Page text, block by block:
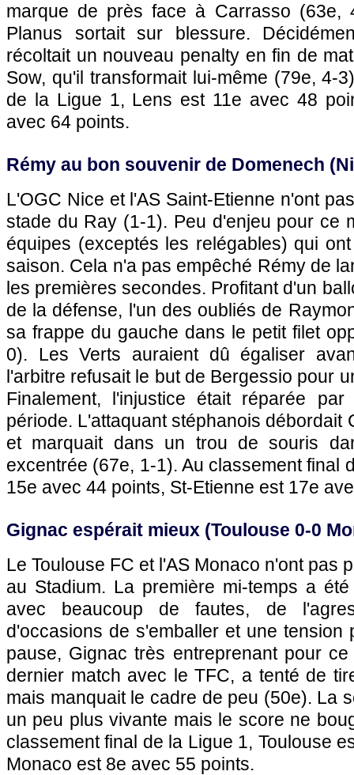
marque de près face à Carrasso (63e,
Planus sortait sur blessure.
récoltait un nouveau penalty en fin de
Sow, qu'il transformait lui-même (79e, 4-
de la Ligue 1, Lens est 11e avec 48
avec 64 points.
Rémy au bon souvenir de Domenech (
L'OGC Nice et l'AS Saint-Etienne n'ont
stade du Ray (1-1). Peu d'enjeu pour ce
équipes (exceptés les relégables) qui
saison. Cela n'a pas empêché Rémy de
les premières secondes. Profitant d'un
de la défense, l'un des oubliés de
sa frappe du gauche dans le petit filet
0). Les Verts auraient dû égaliser
l'arbitre refusait le but de Bergessio pour
Finalement, l'injustice était réparée
période. L'attaquant stéphanois débordait
et marquait dans un trou de souris
excentrée (67e, 1-1). Au classement final
15e avec 44 points, St-Etienne est 17e
Gignac espérait mieux (Toulouse 0-0
Le Toulouse FC et l'AS Monaco n'ont pas
au Stadium. La première mi-temps a
avec beaucoup de fautes, de
d'occasions de s'emballer et une tension
pause, Gignac très entreprenant pour
dernier match avec le TFC, a tenté de
mais manquait le cadre de peu (50e). La
un peu plus vivante mais le score ne
classement final de la Ligue 1, Toulouse
Monaco est 8e avec 55 points.